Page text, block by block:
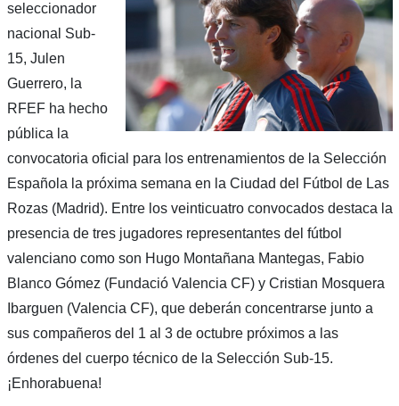
seleccionador
nacional Sub-
15, Julen
Guerrero, la
RFEF ha hecho
pública la
convocatoria oficial para los entrenamientos de la Selección
Española la próxima semana en la Ciudad del Fútbol de Las
Rozas (Madrid). Entre los veinticuatro convocados destaca la
presencia de tres jugadores representantes del fútbol
valenciano como son Hugo Montañana Mantegas, Fabio
Blanco Gómez (Fundació Valencia CF) y Cristian Mosquera
Ibarguen (Valencia CF), que deberán concentrarse junto a
sus compañeros del 1 al 3 de octubre próximos a las
órdenes del cuerpo técnico de la Selección Sub-15.
¡Enhorabuena!